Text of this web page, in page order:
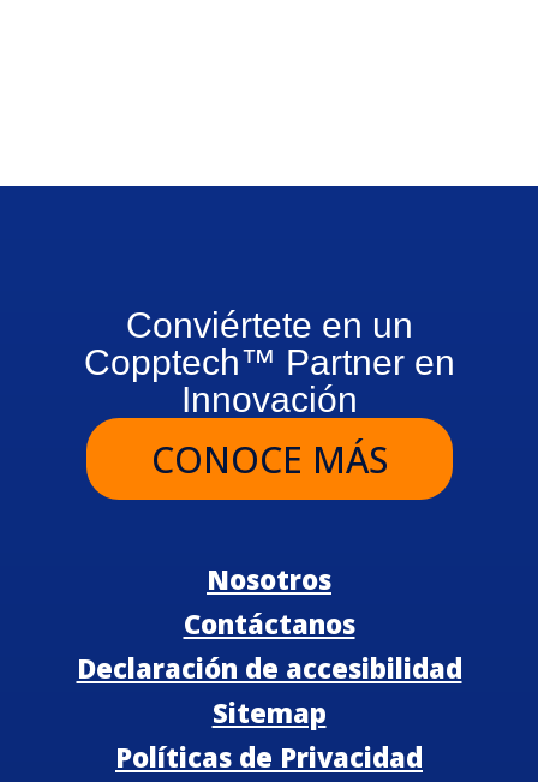
Conviértete en un
Copptech™ Partner en
Innovación
CONOCE MÁS
Nosotros
Contáctanos
Declaración de accesibilidad
Sitemap
Políticas de Privacidad